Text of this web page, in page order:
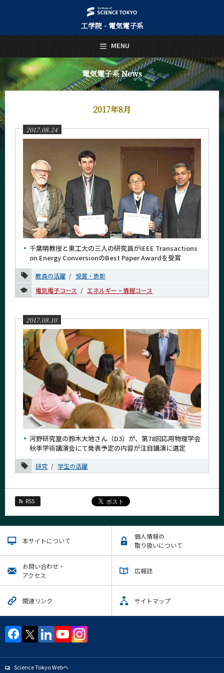
工学院 - 電気電子系
電気電子系 News
2017年8月
2017.08.24
千葉明教授と東工大の三人の研究員がIEEE Transactions
on Energy ConversionのBest Paper Awardを受賞
教員の活躍
受賞・表彰
電気電子コース
エネルギー・情報コース
2017.08.10
河野研究室の鈴木大地さん（D3）が、第78回応用物理学会
秋季学術講演会にて発表予定の内容が注目講演に選定
研究 学生の活躍
RSS
本サイトについて
個人情報の
取り扱いについて
お問い合わせ・
アクセス
広報誌
関連リンク サイトマップ
Science Tokyo Webヘ
MENU
日本語 English
トップページ
Top Page
電気電子系について
About Us
教員・研究室
未来
Future
入学案内
Admissions
電気電子系 News
News
News 一覧
カテゴリ別
課程別
2026年
2025年
2024年
2023年
2022年
2021年
2020年
2017年
12月
9月
5月
4月
3月